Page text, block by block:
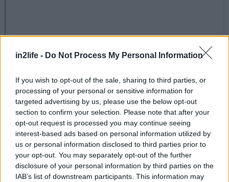
in2life - Do Not Process My Personal Information
If you wish to opt-out of the sale, sharing to third parties, or
processing of your personal or sensitive information for
targeted advertising by us, please use the below opt-out
section to confirm your selection. Please note that after your
opt-out request is processed you may continue seeing
interest-based ads based on personal information utilized by
us or personal information disclosed to third parties prior to
your opt-out. You may separately opt-out of the further
disclosure of your personal information by third parties on the
IAB’s list of downstream participants. This information may
Μέσα στα Πετράλωνα, η αυλή του Κυρίου Χου